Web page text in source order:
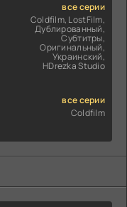
все серии
Coldfilm, LostFilm,
Дублированный,
Субтитры,
Оригинальный,
Украинский,
HDrezka Studio
все серии
Coldfilm